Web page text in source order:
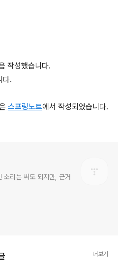
작성했습니다.
다.
스프링노트에서 작성되었습니다.
소리는 써도 되지만, 근거
더보기